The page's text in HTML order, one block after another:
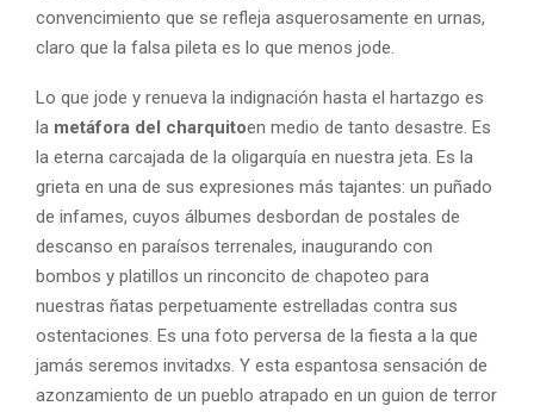
convencimiento que se refleja asquerosamente en urnas,
claro que la falsa pileta es lo que menos jode.
Lo que jode y renueva la indignación hasta el hartazgo es
la metáfora del charquitoen medio de tanto desastre. Es
la eterna carcajada de la oligarquía en nuestra jeta. Es la
grieta en una de sus expresiones más tajantes: un puñado
de infames, cuyos álbumes desbordan de postales de
descanso en paraísos terrenales, inaugurando con
bombos y platillos un rinconcito de chapoteo para
nuestras ñatas perpetuamente estrelladas contra sus
ostentaciones. Es una foto perversa de la fiesta a la que
jamás seremos invitadxs. Y esta espantosa sensación de
azonzamiento de un pueblo atrapado en un guion de terror